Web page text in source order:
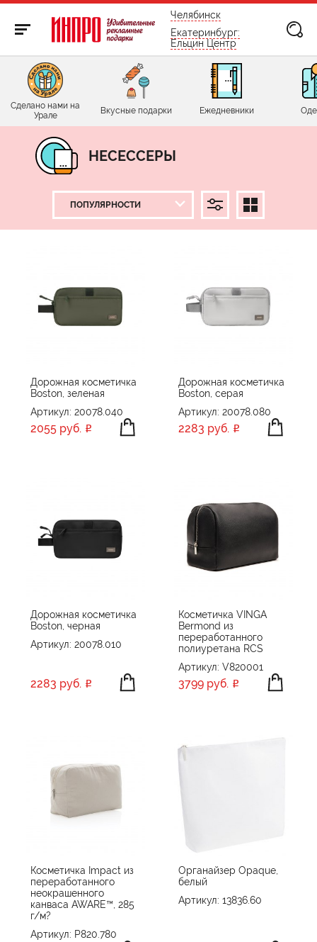
бесплатно по России
Челябинск
Екатеринбург:
Ельцин Центр
Сделано нами на
Урале
Вкусные подарки Ежедневники
НЕСЕССЕРЫ
ПРОИЗВОДИТЕЛЬ
Manevr
Matteo Tantini
Molti
Voyager
XD Collection
сделано в России
ПРИМЕНИТЬ СБРОСИТЬ
Дорожная косметичка
Boston, зеленая
Артикул: 20078.040
2055 руб.
Дорожная косметичка
Boston, серая
Артикул: 20078.080
2283 руб.
Дорожная косметичка
Boston, черная
Артикул: 20078.010
2283 руб.
Косметичка VINGA
Bermond из
переработанного
полиуретана RCS
Артикул: V820001
3799 руб.
Косметичка Impact из
переработанного
неокрашенного
канваса AWARE™, 285
г/м?
Артикул: P820.780
Органайзер Opaque,
белый
Артикул: 13836.60